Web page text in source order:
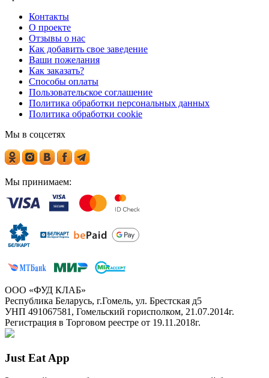
Контакты
О проекте
Отзывы о нас
Как добавить свое заведение
Ваши пожелания
Как заказать?
Способы оплаты
Пользовательское соглашение
Политика обработки персональных данных
Политика обработки cookie
Мы в соцсетях
Мы принимаем:
ООО «ФУД КЛАБ»
Республика Беларусь, г.Гомель, ул. Брестская д5
УНП 491067581, Гомельский горисполком, 21.07.2014г.
Регистрация в Торговом реестре от 19.11.2018г.
Just Eat App